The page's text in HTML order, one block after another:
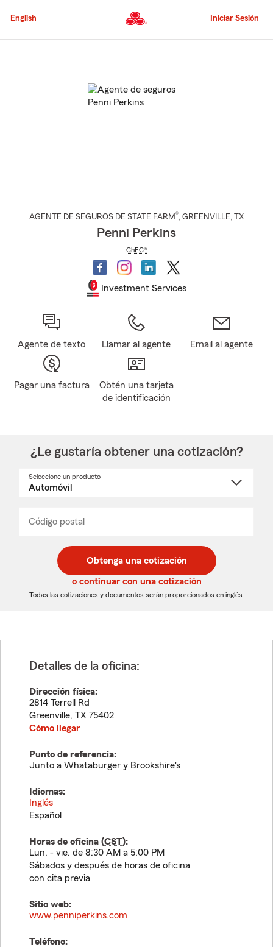
al
principal
English Iniciar Sesión
AGENTE DE SEGUROS DE STATE FARM®, GREENVILLE, TX
Penni Perkins
ChFC®
Investment Services
Agente de texto Llamar al agente Email al agente
Pagar una factura
Obtén una tarjeta
de identificación
¿Le gustaría obtener una cotización?
Seleccione un producto
desplegable
Código postal
de
5
dígitos
de
5
dígitos
_____
Obtenga una cotización
o continuar con una cotización
Todas las cotizaciones y documentos serán proporcionados en inglés.
Detalles de la oficina:
Dirección física:
2814 Terrell Rd
Greenville, TX 75402
Cómo llegar
Punto de referencia:
Junto a Whataburger y Brookshire's
Idiomas:
Inglés
Español
Horas de oficina (CST):
Lun. - vie. de 8:30 AM a 5:00 PM
Sábados y después de horas de oficina
con cita previa
Sitio web:
www.penniperkins.com
Teléfono: